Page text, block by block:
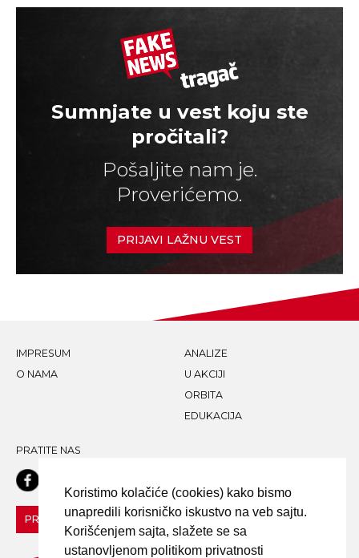
Sumnjate u vest koju ste
pročitali?
Pošaljite nam je.
Proverićemo.
PRIJAVI LAŽNU VEST
IMPRESUM
O NAMA
ANALIZE
U AKCIJI
ORBITA
EDUKACIJA
PRATITE NAS
PRIJAVI LAŽNU VEST!
Koristimo kolačiće (cookies) kako bismo
unapredili korisničko iskustvo na veb sajtu.
Korišćenjem sajta, slažete se sa
ustanovljenom politikom privatnosti